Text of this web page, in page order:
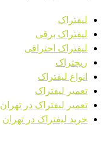
لیفتراک
لیفتراک برقی
لیفتراک احتراقی
ریچتراک
انواع لیفتراک
تعمیر لیفتراک
تعمیر لیفتراک در تهران
خرید لیفتراک در تهران